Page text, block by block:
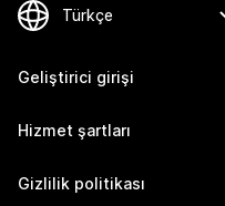
Geliştirici girişi
Hizmet şartları
Gizlilik politikası